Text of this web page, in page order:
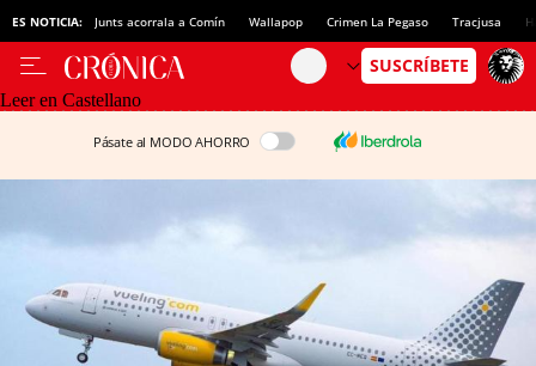
ES NOTICIA: Junts acorrala a Comín Wallapop Crimen La Pegaso Tracjusa
Leer en Castellano
Pásate al MODO AHORRO